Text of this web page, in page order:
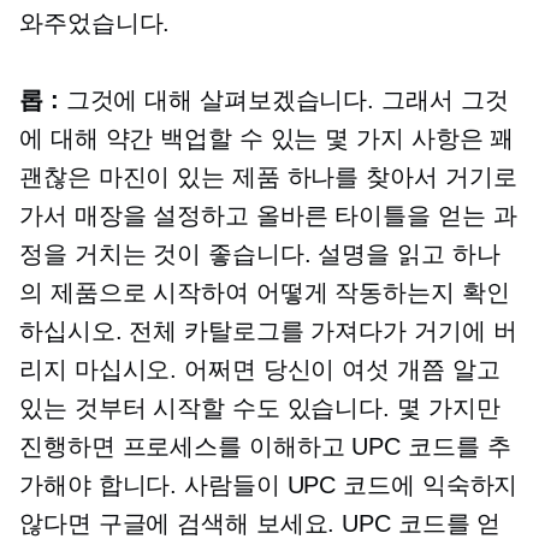
와주었습니다.
롭 : 그것에 대해 살펴보겠습니다. 그래서 그것
에 대해 약간 백업할 수 있는 몇 가지 사항은 꽤
괜찮은 마진이 있는 제품 하나를 찾아서 거기로
가서 매장을 설정하고 올바른 타이틀을 얻는 과
정을 거치는 것이 좋습니다. 설명을 읽고 하나
의 제품으로 시작하여 어떻게 작동하는지 확인
하십시오. 전체 카탈로그를 가져다가 거기에 버
리지 마십시오. 어쩌면 당신이 여섯 개쯤 알고
있는 것부터 시작할 수도 있습니다. 몇 가지만
진행하면 프로세스를 이해하고 UPC 코드를 추
가해야 합니다. 사람들이 UPC 코드에 익숙하지
않다면 구글에 검색해 보세요. UPC 코드를 얻